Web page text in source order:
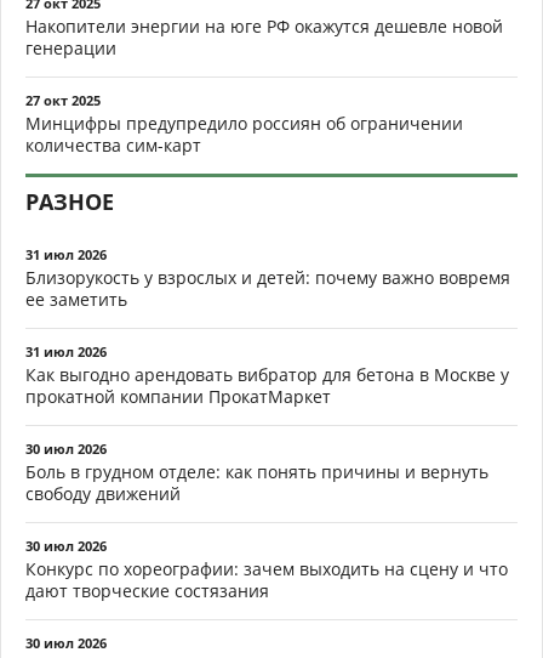
Накопители энергии на юге РФ окажутся дешевле новой
генерации
27 окт 2025
Минцифры предупредило россиян об ограничении
количества сим-карт
РАЗНОЕ
31 июл 2026
Близорукость у взрослых и детей: почему важно вовремя
ее заметить
31 июл 2026
Как выгодно арендовать вибратор для бетона в Москве у
прокатной компании ПрокатМаркет
30 июл 2026
Боль в грудном отделе: как понять причины и вернуть
свободу движений
30 июл 2026
Конкурс по хореографии: зачем выходить на сцену и что
дают творческие состязания
30 июл 2026